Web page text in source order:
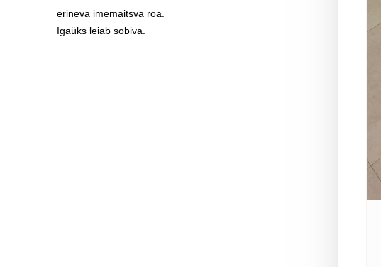
erineva imemaitsva roa.
Igaüks leiab sobiva.